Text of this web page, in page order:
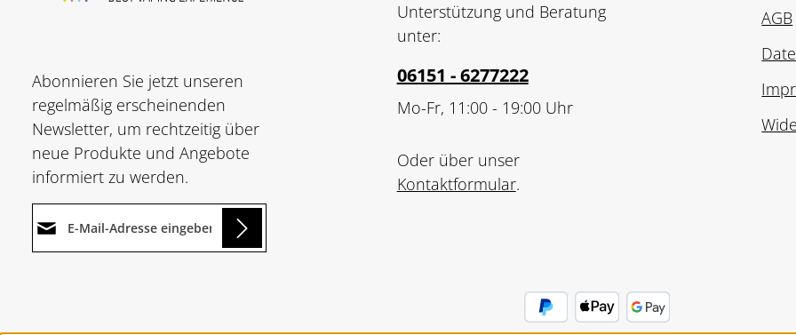
Abonnieren Sie jetzt unseren
regelmäßig erscheinenden
Newsletter, um rechtzeitig über
neue Produkte und Angebote
informiert zu werden.
Unterstützung und Beratung
unter:
06151 - 6277222
Mo-Fr, 11:00 - 19:00 Uhr
Oder über unser
Kontaktformular.
AGB